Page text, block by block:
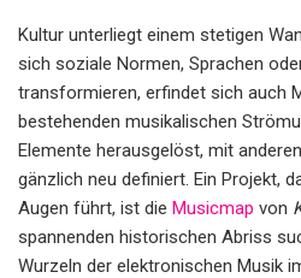
Kultur unterliegt einem stetigen
sich soziale Normen, Sprachen
transformieren, erfindet sich auch
bestehenden musikalischen
Elemente herausgelöst, mit
gänzlich neu definiert. Ein Projekt,
Augen führt, ist die Musicmap von
spannenden historischen Abriss
Wurzeln der elektronischen Musik